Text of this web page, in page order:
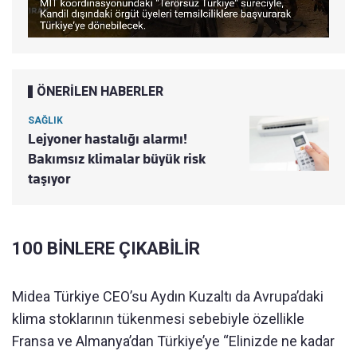
ÖNERİLEN HABERLER
SAĞLIK
Lejyoner hastalığı alarmı!
Bakımsız klimalar büyük risk
taşıyor
100 BİNLERE ÇIKABİLİR
Midea Türkiye CEO’su Aydın Kuzaltı da Avrupa’daki
klima stoklarının tükenmesi sebebiyle özellikle
Fransa ve Almanya’dan Türkiye’ye “Elinizde ne kadar